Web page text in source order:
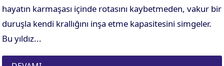
hayatın karmaşası içinde rotasını kaybetmeden, vakur bir
duruşla kendi krallığını inşa etme kapasitesini simgeler.
Bu yıldız...